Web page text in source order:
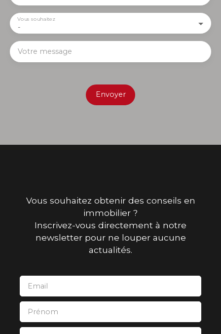
-
Vous souhaitez
Votre message
Envoyer
Vous souhaitez obtenir des conseils en
immobilier ?
Inscrivez-vous directement à notre
newsletter pour ne louper aucune
actualités.
Email
Prénom